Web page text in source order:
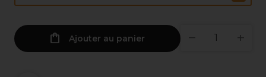
Ajouter au panier